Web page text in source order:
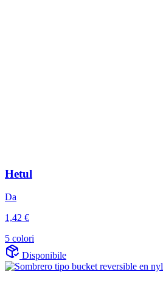
Hetul
Da
1,42 €
5 colori
Disponibile